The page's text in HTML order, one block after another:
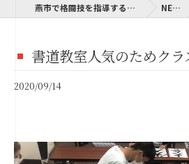
燕市で格闘技を指導するSAI-GYM NEWS
書道教室人気のためクラ
2020/09/14